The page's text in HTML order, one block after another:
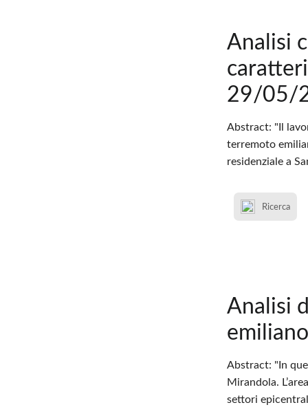
Analisi
29/05/
Abstract: "Il
terremoto
residenziale a
Ricerca
Analisi
Abstract: "In
Mirandola.
settori